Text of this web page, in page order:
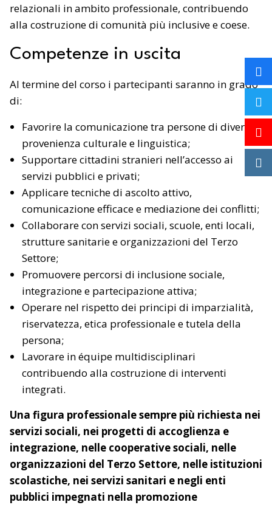
relazionali in ambito professionale, contribuendo
alla costruzione di comunità più inclusive e coese.
Competenze in uscita
Al termine del corso i partecipanti saranno in grado
di:
Favorire la comunicazione tra persone di diversa
provenienza culturale e linguistica;
Supportare cittadini stranieri nell’accesso ai
servizi pubblici e privati;
Applicare tecniche di ascolto attivo,
comunicazione efficace e mediazione dei conflitti;
Collaborare con servizi sociali, scuole, enti locali,
strutture sanitarie e organizzazioni del Terzo
Settore;
Promuovere percorsi di inclusione sociale,
integrazione e partecipazione attiva;
Operare nel rispetto dei principi di imparzialità,
riservatezza, etica professionale e tutela della
persona;
Lavorare in équipe multidisciplinari
contribuendo alla costruzione di interventi
integrati.
Una figura professionale sempre più richiesta nei
servizi sociali, nei progetti di accoglienza e
integrazione, nelle cooperative sociali, nelle
organizzazioni del Terzo Settore, nelle istituzioni
scolastiche, nei servizi sanitari e negli enti
pubblici impegnati nella promozione